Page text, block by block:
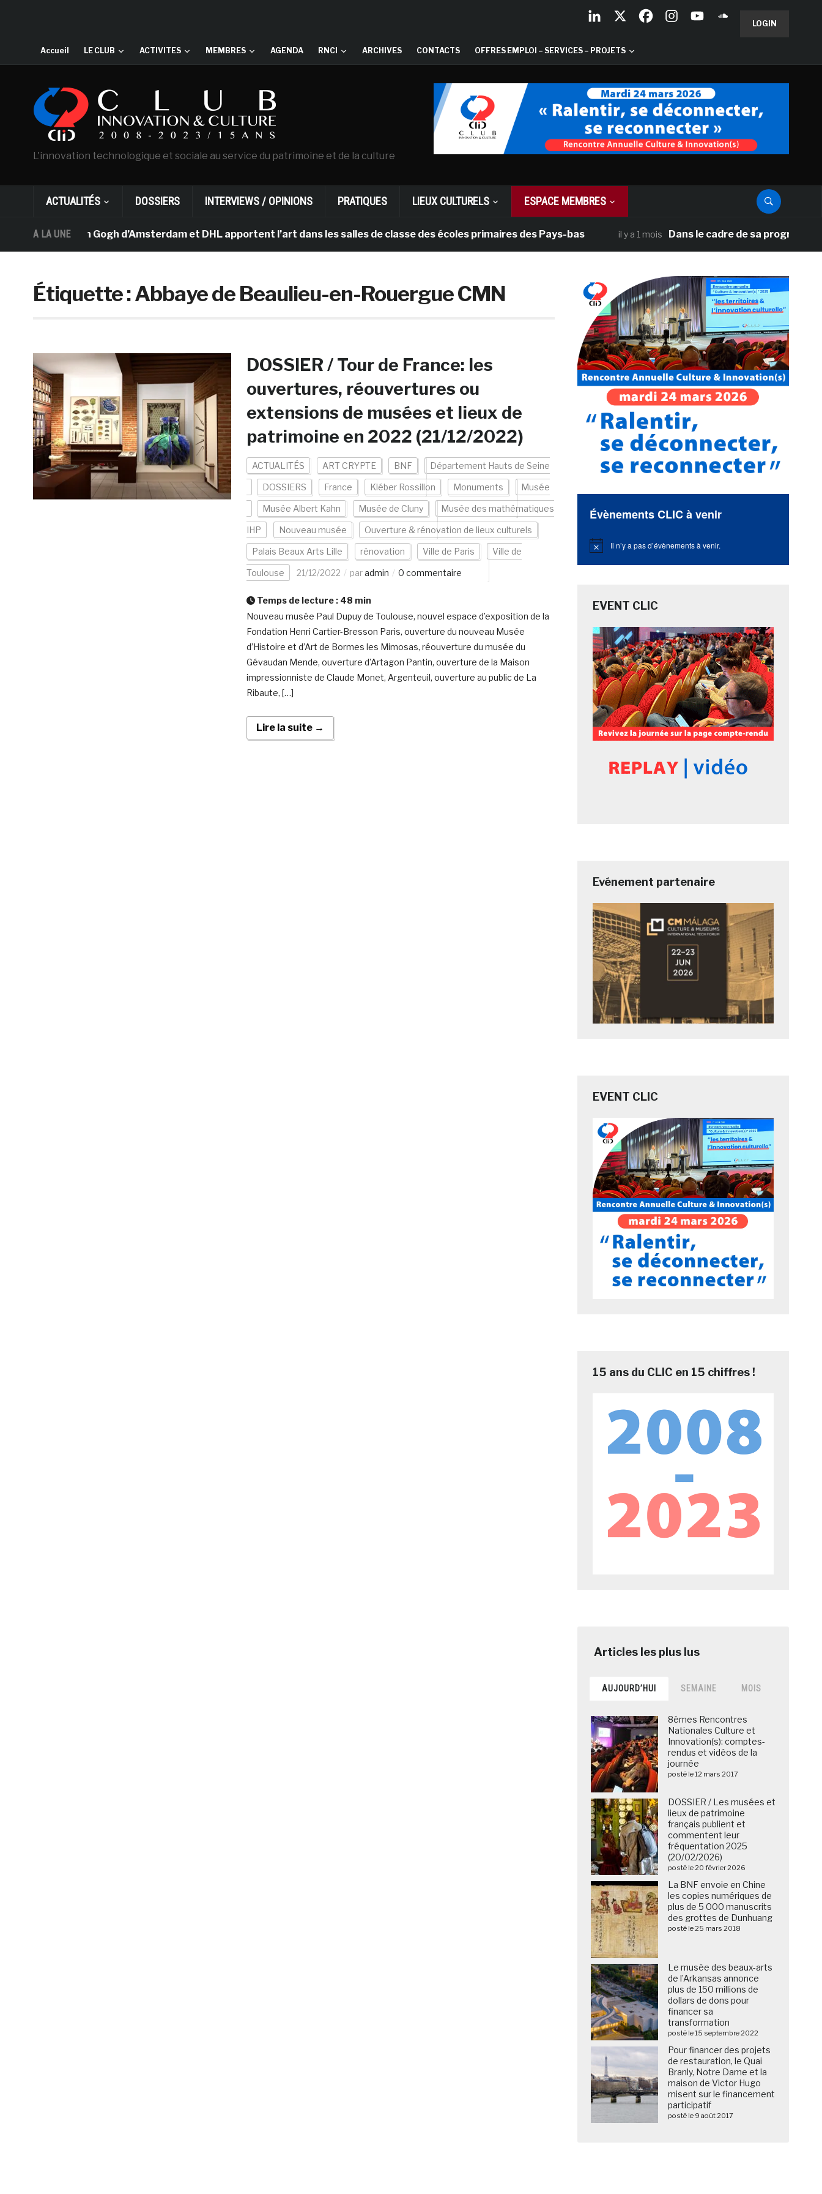
LOGIN
Accueil LE CLUB ACTIVITES MEMBRES AGENDA RNCI ARCHIVES CONTACTS OFFRES EMPLOI – SERVICES – PROJETS
L'innovation technologique et sociale au service du patrimoine et de la culture
ACTUALITÉS DOSSIERS INTERVIEWS / OPINIONS PRATIQUES LIEUX CULTURELS ESPACE MEMBRES
A LA UNE
musée Van Gogh d’Amsterdam et DHL apportent l’art dans les salles de classe des écoles primaires des Pays-bas il y a 1 mois Dans le cadre de sa programmation
Étiquette :Abbaye de Beaulieu-en-Rouergue CMN
DOSSIER / Tour de France: les
ouvertures, réouvertures ou
extensions de musées et lieux de
patrimoine en 2022 (21/12/2022)
ACTUALITÉS ART CRYPTE BNF Département Hauts de Seine
DOSSIERS France Kléber Rossillon Monuments Musée
Musée Albert Kahn Musée de Cluny Musée des mathématiques
IHP Nouveau musée Ouverture & rénovation de lieux culturels
Palais Beaux Arts Lille rénovation Ville de Paris Ville de
Toulouse 21/12/2022 paradmin 0 commentaire
Temps de lecture : 48 min
Nouveau musée Paul Dupuy de Toulouse, nouvel espace d’exposition de la
Fondation Henri Cartier-Bresson Paris, ouverture du nouveau Musée
d’Histoire et d’Art de Bormes les Mimosas, réouverture du musée du
Gévaudan Mende, ouverture d’Artagon Pantin, ouverture de la Maison
impressionniste de Claude Monet, Argenteuil, ouverture au public de La
Ribaute, […]
Lire la suite →
Évènements CLIC à venir
Notice Il n’y a pas d’évènements à venir.
EVENT CLIC
Evénement partenaire
EVENT CLIC
15 ans du CLIC en 15 chiffres !
AUJOURD’HUI SEMAINE MOIS
8èmes Rencontres
Nationales Culture et
Innovation(s): comptes-
rendus et vidéos de la
journée
posté le 12 mars 2017
DOSSIER / Les musées et
lieux de patrimoine
français publient et
commentent leur
fréquentation 2025
(20/02/2026)
posté le 20 février 2026
La BNF envoie en Chine
les copies numériques de
plus de 5 000 manuscrits
des grottes de Dunhuang
posté le 25 mars 2018
Le musée des beaux-arts
de l’Arkansas annonce
plus de 150 millions de
dollars de dons pour
financer sa
transformation
posté le 15 septembre 2022
Pour financer des projets
de restauration, le Quai
Branly, Notre Dame et la
maison de Victor Hugo
misent sur le financement
participatif
posté le 9 août 2017